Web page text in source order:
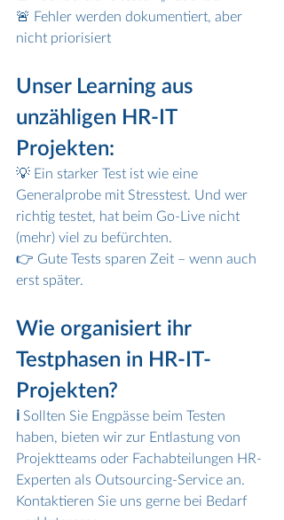
🚨 Fehler werden dokumentiert, aber
nicht priorisiert
Unser Learning aus
unzähligen HR-IT
Projekten:
💡 Ein starker Test ist wie eine
Generalprobe mit Stresstest. Und wer
richtig testet, hat beim Go-Live nicht
(mehr) viel zu befürchten.
👉 Gute Tests sparen Zeit – wenn auch
erst später.
Wie organisiert ihr
Testphasen in HR-IT-
Projekten?
ℹ️ Sollten Sie Engpässe beim Testen
haben, bieten wir zur Entlastung von
Projektteams oder Fachabteilungen HR-
Experten als Outsourcing-Service an.
Kontaktieren Sie uns gerne bei Bedarf